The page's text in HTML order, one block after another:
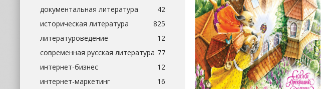
документальная литература
42
историческая литература
825
литературоведение
12
современная русская литература 77
интернет-бизнес
12
интернет-маркетинг
16